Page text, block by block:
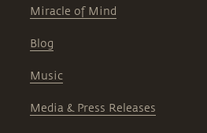
Miracle of Mind
Blog
Music
Media & Press Releases